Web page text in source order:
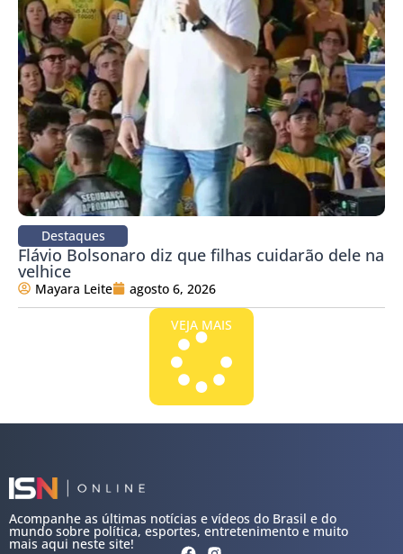
Destaques
Flávio Bolsonaro diz que filhas cuidarão dele na
velhice
Mayara Leite agosto 6, 2026
VEJA MAIS
Acompanhe as últimas notícias e vídeos do Brasil e do
mundo sobre política, esportes, entretenimento e muito
mais aqui neste site!